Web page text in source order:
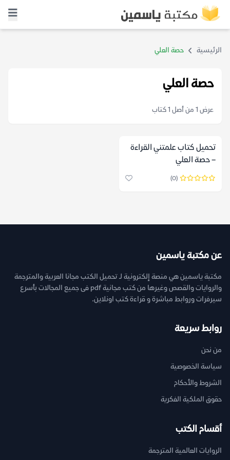
الرئيسية حصة العلي
حصة العلي
عرض 1 من أصل 1 كتاب
تحميل كتاب علمتني القراءة
– حصة العلي
(0)
عن مكتبة ياسمين
مكتبة ياسمين هي منصة إلكترونية لـ تحميل الكتب مجانا العربية والمترجمة
والروايات والقصص وغيرها من كتب مجانية pdf فى جميع المجالات بأسرع
سيرفرات وروابط مباشرة و قراءة كتب اونلاين.
روابط سريعة
من نحن
سياسة الخصوصية
الشروط والأحكام
حقوق الملكية الفكرية
أقسام الكتب
الروايات العالمية المترجمة